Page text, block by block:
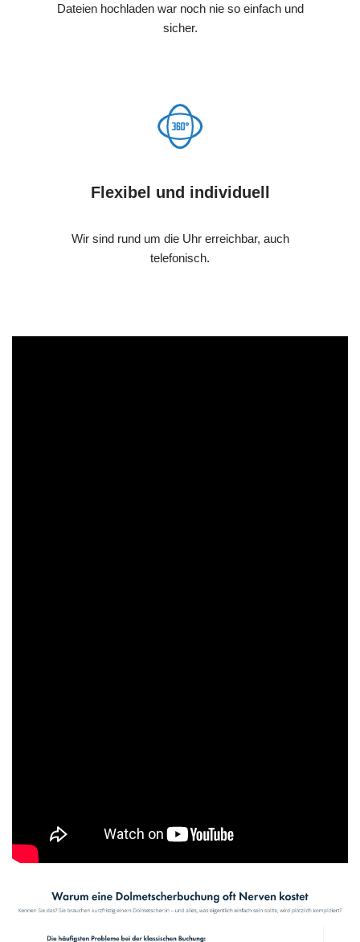
Dateien hochladen war noch nie so einfach und
sicher.
Flexibel und individuell
Wir sind rund um die Uhr erreichbar, auch
telefonisch.